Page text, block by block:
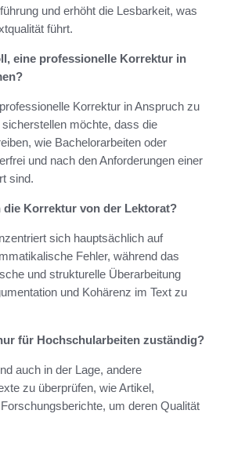
und erhöht die Lesbarkeit, was
führt.
eine professionelle Korrektur in
Korrektur in Anspruch zu
möchte, dass die
wie Bachelorarbeiten oder
und nach den Anforderungen einer
sind.
die Korrektur von der Lektorat?
sich hauptsächlich auf
Fehler, während das
und strukturelle Überarbeitung
und Kohärenz im Text zu
für Hochschularbeiten zuständig?
auch in der Lage, andere
zu überprüfen, wie Artikel,
um deren Qualität